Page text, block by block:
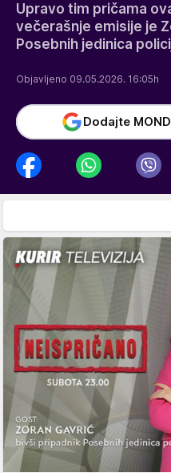
Upravo tim pričama
večerašnje emisije je
Posebnih jedinica
Objavljeno 09.05.2026. 16:05h
Dodajte